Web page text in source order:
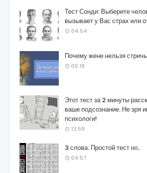
Тест Сонди: Выберите
вызывает у Вас страх или
04:54
Почему жене нельзя
00:19
Этот тест за 2 минуты
ваше подсознание. Не зря
психологи!
13:59
3 слова. Простой тест но..
04:57